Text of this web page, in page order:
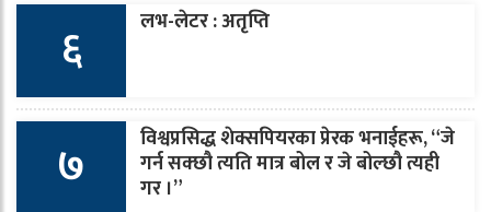
६ लभ-लेटर : अतृप्ति
७ विश्वप्रसिद्ध शेक्सपियरका प्रेरक भनाईहरू, “जे
गर्न सक्छौ त्यति मात्र बोल र जे बोल्छौ त्यही
गर ।”